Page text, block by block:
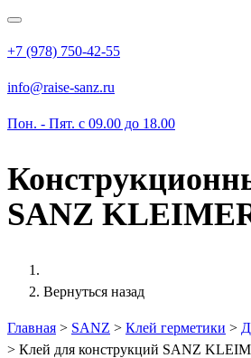
+7 (978) 750-42-55
info@raise-sanz.ru
Пон. - Пят. с 09.00 до 18.00
SANZ
Вернуться назад
Главная > SANZ > Клей герметики >
> Клей для конструкций SANZ